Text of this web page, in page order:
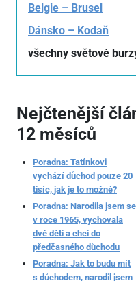
Belgie – Brusel
Dánsko – Kodaň
všechny světové
Nejčtenější
12 měsíců
Poradna: Tatínkovi
vychází důchod pouze 20
tisíc, jak je to možné?
Poradna: Narodila jsem se
v roce 1965, vychovala
dvě děti a chci do
předčasného důchodu
Poradna: Jak to budu mít
s důchodem, narodil jsem